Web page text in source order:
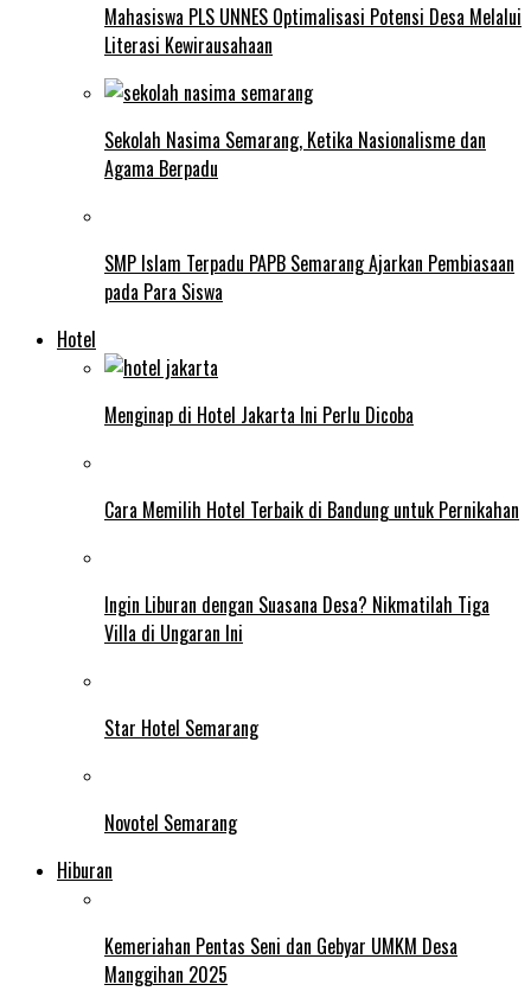
Mahasiswa PLS UNNES Optimalisasi Potensi Desa Melalui
Literasi Kewirausahaan
Sekolah Nasima Semarang, Ketika Nasionalisme dan
Agama Berpadu
SMP Islam Terpadu PAPB Semarang Ajarkan Pembiasaan
pada Para Siswa
Hotel
Menginap di Hotel Jakarta Ini Perlu Dicoba
Cara Memilih Hotel Terbaik di Bandung untuk Pernikahan
Ingin Liburan dengan Suasana Desa? Nikmatilah Tiga
Villa di Ungaran Ini
Star Hotel Semarang
Novotel Semarang
Hiburan
Kemeriahan Pentas Seni dan Gebyar UMKM Desa
Manggihan 2025